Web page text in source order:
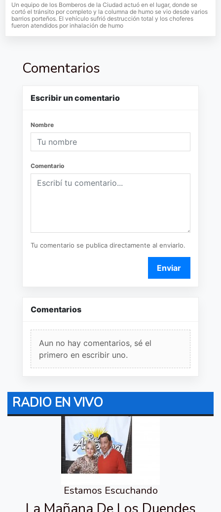
Un equipo de los Bomberos de la Ciudad actuó en el lugar, donde se
cortó el tránsito por completo y la columna de humo se vio desde varios
barrios porteños. El vehículo sufrió destrucción total y los choferes
fueron atendidos por inhalación de humo
Comentarios
Escribir un comentario
Nombre
Comentario
Tu comentario se publica directamente al enviarlo.
Enviar
Comentarios
Aun no hay comentarios, sé el
primero en escribir uno.
RADIO EN VIVO
Estamos Escuchando